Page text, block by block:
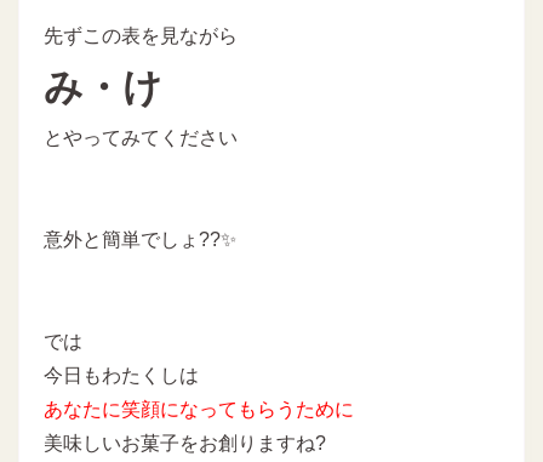
先ずこの表を見ながら
み・け
とやってみてください
意外と簡単でしょ??✨
では
今日もわたくしは
あなたに笑顔になってもらうために
美味しいお菓子をお創りますね?